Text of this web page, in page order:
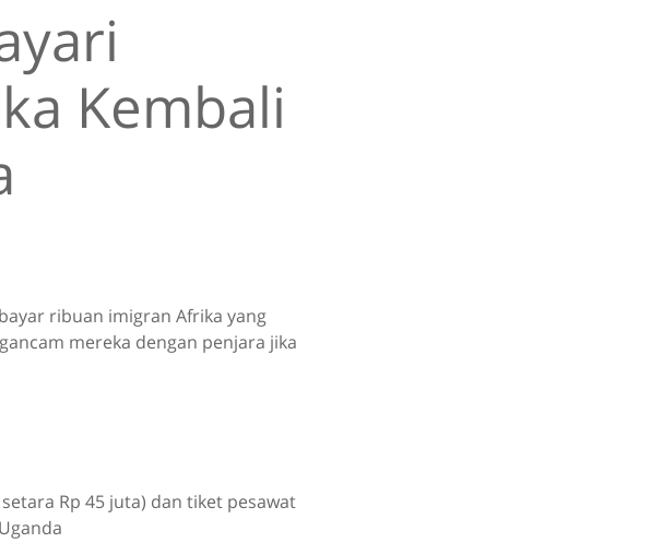
Kembali
ribuan imigran Afrika yang
mereka dengan penjara jika
Rp 45 juta) dan tiket pesawat